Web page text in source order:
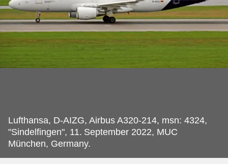
Lufthansa, D-AIZG, Airbus A320-214, msn: 4324,
"Sindelfingen", 11. September 2022, MUC
München, Germany.